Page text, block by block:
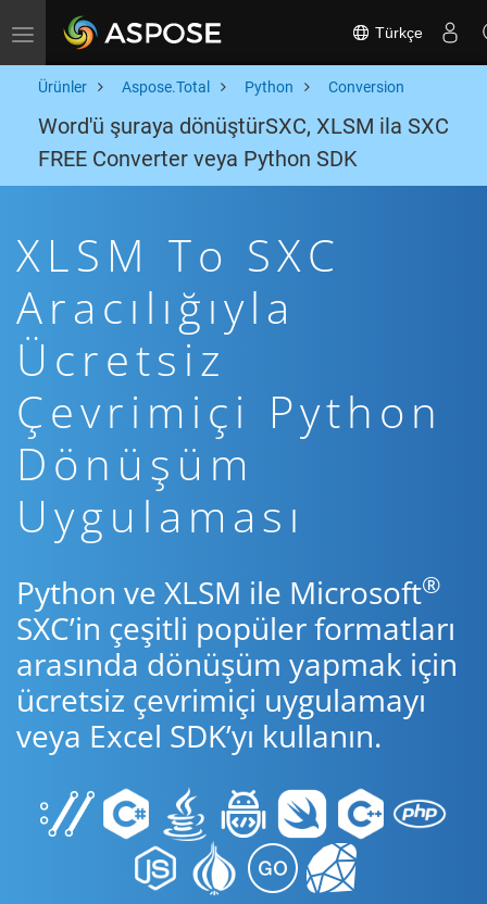
Toggle navigation Türkçe
Ürünler Aspose.Total Python Conversion
Word'ü şuraya dönüştürSXC, XLSM ila SXC
FREE Converter veya Python SDK
XLSM To SXC
Aracılığıyla
Ücretsiz
Çevrimiçi Python
Dönüşüm
Uygulaması
Python ve XLSM ile Microsoft®
SXC’in çeşitli popüler formatları
arasında dönüşüm yapmak için
ücretsiz çevrimiçi uygulamayı
veya Excel SDK’yı kullanın.